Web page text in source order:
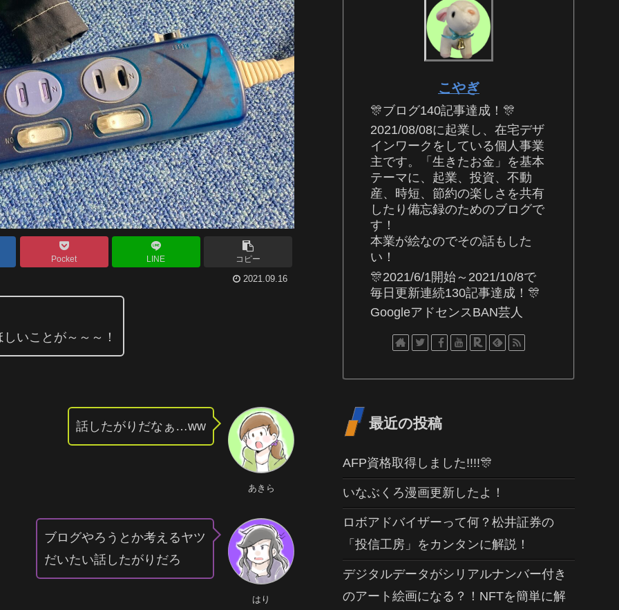
Pocket LINE コピー
2021.09.16
いことが～～～！
あきら
話したがりだなぁ…ww
はり
ブログやろうとか考えるヤツ
だいたい話したがりだろ
こやぎ
🎊ブログ140記事達成！🎊
2021/08/08に起業し、在宅デザ
インワークをしている個人事業
主です。「生きたお金」を基本
テーマに、起業、投資、不動
産、時短、節約の楽しさを共有
したり備忘録のためのブログで
す！
本業が絵なのでその話もした
い！
🎊2021/6/1開始～2021/10/8で
毎日更新連続130記事達成！🎊
GoogleアドセンスBAN芸人
最近の投稿
AFP資格取得しました!!!!🎊
いなぶくろ漫画更新したよ！
ロボアドバイザーって何？松井証券の
「投信工房」をカンタンに解説！
デジタルデータがシリアルナンバー付き
のアート絵画になる？！NFTを簡単に解